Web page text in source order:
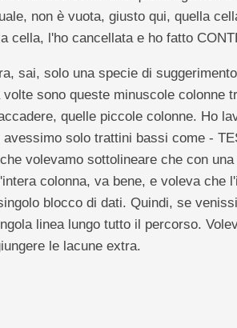
non è vuota, giusto qui, quella
cella, l'ho cancellata e ho fatto
sai, solo una specie di
volte sono queste minuscole colonne
quelle piccole colonne. Ho
avessimo solo trattini bassi come -
volevamo sottolineare che con
colonna, va bene, e voleva che
blocco di dati. Quindi, se
linea lungo tutto il percorso.
le lacune extra.